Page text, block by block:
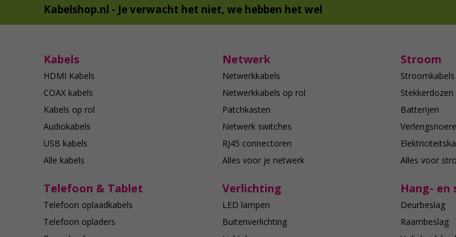
Kabelshop.nl - Je verwacht het niet, we hebben het wel
Kabels
HDMI Kabels
COAX kabels
Kabels op rol
Audiokabels
USB kabels
Alle kabels
Netwerk
Netwerkkabels
Netwerkkabels op rol
Patchkasten
Netwerk switches
RJ45 connectoren
Alles voor je netwerk
Stroom
Stroomkabels
Stekkerdozen
Batterijen
Alles voor
Telefoon & Tablet
Telefoon oplaadkabels
Telefoon opladers
Verlichting
LED lampen
Buitenverlichting
Hang- en
Deurbeslag
Raambeslag